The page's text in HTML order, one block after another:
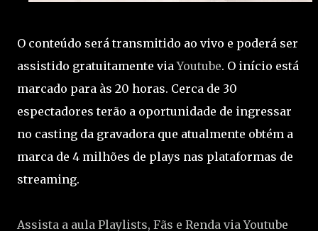
O conteúdo será transmitido ao vivo e poderá ser
assistido gratuitamente viaYoutube. O início está
marcado para às 20 horas. Cerca de 30
espectadores terão a oportunidade de ingressar
no casting da gravadora que atualmente obtém a
marca de 4 milhões de plays nas plataformas de
streaming.
Assista a aula Playlists, Fãs e Renda via Youtube